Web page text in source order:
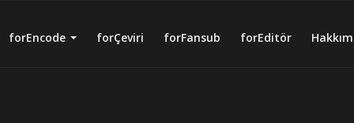
forEncode forÇeviri forFansub forEditör